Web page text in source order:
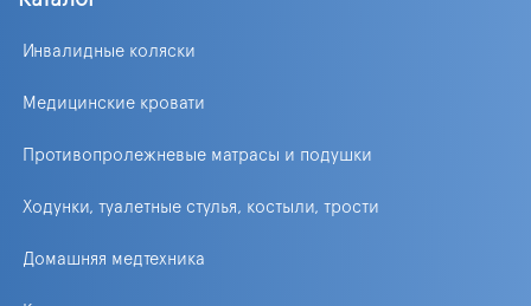
Инвалидные коляски
Медицинские кровати
Противопролежневые матрасы и подушки
Ходунки, туалетные стулья, костыли, трости
Домашняя медтехника